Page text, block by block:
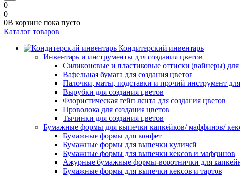
0
0
0В корзине пока пусто
Каталог товаров
Кондитерский инвентарь
Инвентарь и инструменты для создания цветов
Силиконовые и пластиковые оттиски (вайнеры)
Вафельная бумага для создания цветов
Палочки, маты, подставки и прочий инструмент для
Вырубки для создания цветов
Флористическая тейп лента для создания цветов
Проволока для создания цветов
Тычинки для создания цветов
Бумажные формы для выпечки капкейков/ маффинов/
Бумажные формы для конфет
Бумажные формы для выпечки куличей
Бумажные формы для выпечки кексов и маффинов
Ажурные бумажные формы-воротнички для
Бумажные формы для выпечки кексов и тартов